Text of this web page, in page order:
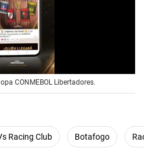
CONMEBOL Libertadores.
Racing Club Botafogo